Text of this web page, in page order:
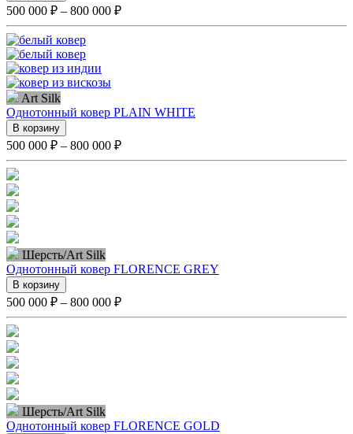
500 000 ₽ – 800 000 ₽
Art Silk
Однотонный ковер PLAIN WHITE
В корзину
500 000 ₽ – 800 000 ₽
Шерсть/Art Silk
Однотонный ковер FLORENCE GREY
В корзину
500 000 ₽ – 800 000 ₽
Шерсть/Art Silk
Однотонный ковер FLORENCE GOLD